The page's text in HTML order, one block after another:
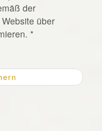
der
über
*